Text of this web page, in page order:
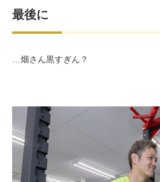
最後に
…畑さん黒すぎん？